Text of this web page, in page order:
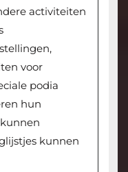
activiteiten
voor
podia
hun
kunnen